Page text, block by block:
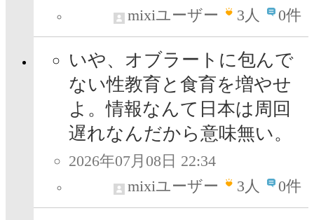
mixiユーザー
3人 0件
いや、オブラートに包んで
ない性教育と食育を増やせ
よ。情報なんて日本は周回
遅れなんだから意味無い。
2026年07月08日 22:34
mixiユーザー
3人 0件